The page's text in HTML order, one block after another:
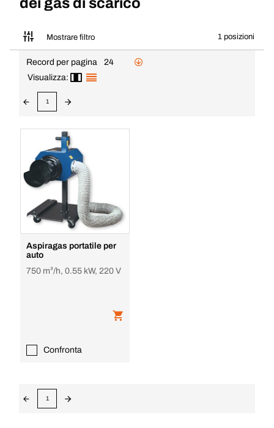
Mostrare filtro 1 posizioni
Record per pagina
24
Visualizza:
1
Aspiragas portatile per
auto
750 m³/h, 0.55 kW, 220 V
Confronta
1